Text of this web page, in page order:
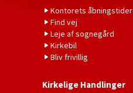
Kontorets åbningstider
Find vej
Leje af sognegård
Kirkebil
Bliv frivillig
Kirkelige Handlinger